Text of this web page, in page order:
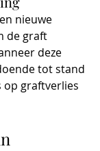
nieuwe
de graft
deze
tot stand
op graftverlies